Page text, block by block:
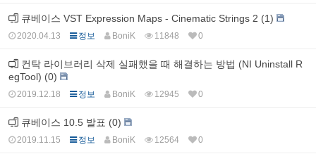
큐베이스 VST Expression Maps - Cinematic Strings 2 (1)
2020.04.13 정보 BoniK 11848 0
컨탁 라이브러리 삭제 실패했을 때 해결하는 방법 (NI Uninstall R
egTool) (0)
2019.12.18 정보 BoniK 12945 0
큐베이스 10.5 발표 (0)
2019.11.15 정보 BoniK 12564 0